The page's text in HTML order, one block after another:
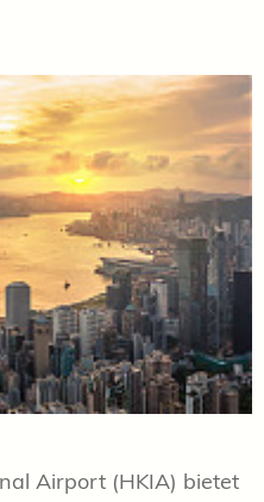
Airport (HKIA) bietet